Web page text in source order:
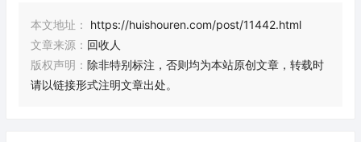
本文地址：
https://huishouren.com/post/11442.html
文章来源： 回收人
版权声明： 除非特别标注，否则均为本站原创文章，转载时
请以链接形式注明文章出处。